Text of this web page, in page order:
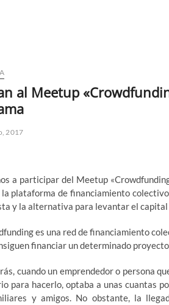
al Meetup
2017
a participar del Meetup
plataforma de financiamiento
y la alternativa para levantar el capital
es una red de financiamiento
financiar un determinado
cuando un emprendedor o persona
para hacerlo, optaba a unas cuantas
y amigos. No obstante, la